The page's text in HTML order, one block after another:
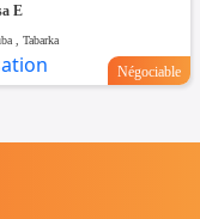
E
, Tabarka
Négociable